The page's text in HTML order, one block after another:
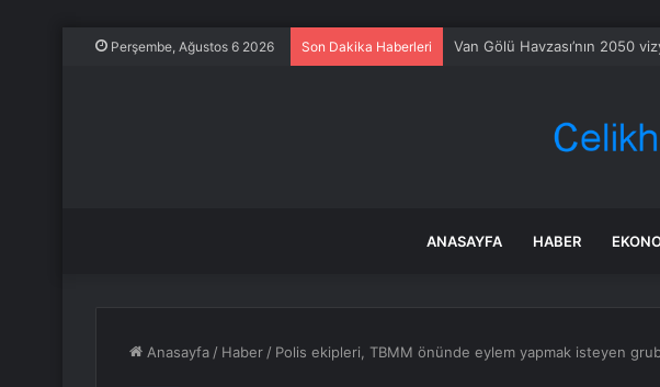
Perşembe, Ağustos 6 2026 Son Dakika Haberleri Van Gölü Havzası’nın 2050
ANASAYFA HABER
Anasayfa / Haber / Polis ekipleri, TBMM önünde eylem yapmak isteyen